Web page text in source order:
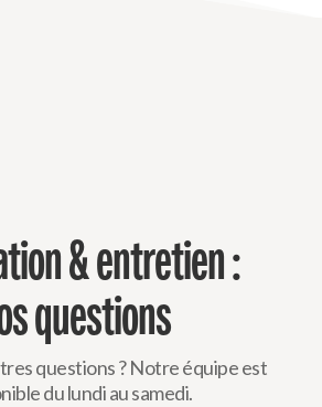
& entretien :
questions
questions ? Notre équipe est
du lundi au samedi.